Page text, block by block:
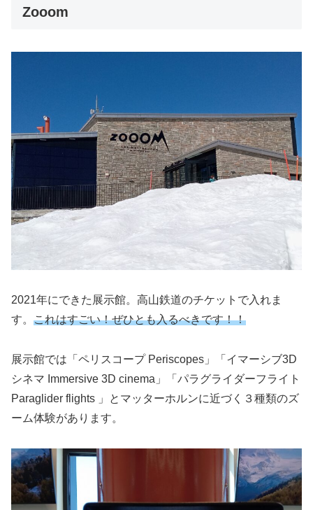
Zooom
2021年にできた展示館。高山鉄道のチケットで入れま
す。 これはすごい！ぜひとも入るべきです！！
展示館では「ペリスコープ Periscopes」「イマーシブ3D
シネマ Immersive 3D cinema」「パラグライダーフライト
Paraglider flights 」とマッターホルンに近づく３種類のズ
ーム体験があります。